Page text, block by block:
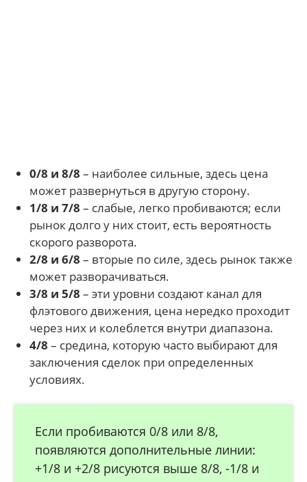
0/8 и 8/8 – наиболее сильные, здесь цена
может развернуться в другую сторону.
1/8 и 7/8 – слабые, легко пробиваются; если
рынок долго у них стоит, есть вероятность
скорого разворота.
2/8 и 6/8 – вторые по силе, здесь рынок также
может разворачиваться.
3/8 и 5/8 – эти уровни создают канал для
флэтового движения, цена нередко проходит
через них и колеблется внутри диапазона.
4/8 – средина, которую часто выбирают для
заключения сделок при определенных
условиях.
Если пробиваются 0/8 или 8/8,
появляются дополнительные линии:
+1/8 и +2/8 рисуются выше 8/8, -1/8 и